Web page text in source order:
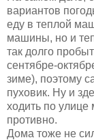
вариантов
еду в теплой
машины, но и
так долго
сентябре-
зиме), поэтому
пуховик. Ну и
ходить по улице
противно.
Дома тоже не